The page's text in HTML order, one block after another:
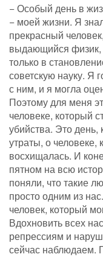
− Особый день в
− моей жизни. Я
прекрасный
выдающийся физик,
только в
советскую науку. Я
с ним, и я могла
Поэтому для меня
человеке, который
убийства. Это день,
утраты, о человеке,
восхищалась. И
пятном на всю
поняли, что такие
просто одним из
человек, который
Вдохновить всех
репрессиям и
сейчас наблюдаем.